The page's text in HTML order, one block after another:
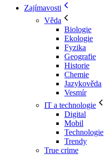
Zajímavosti
Věda
Biologie
Ekologie
Fyzika
Geografie
Historie
Chemie
Jazykověda
Vesmír
IT a technologie
Digital
Mobil
Technologie
Trendy
True crime